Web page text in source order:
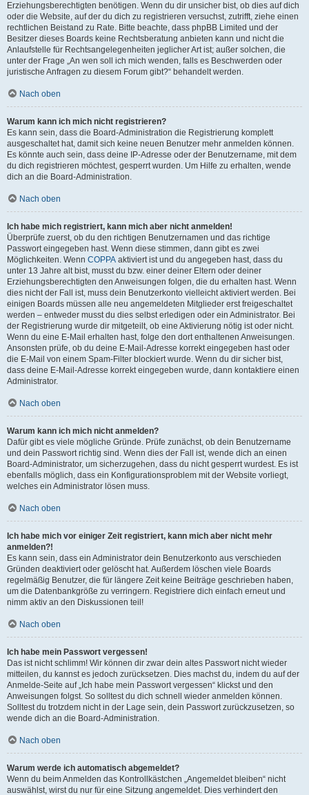
Erziehungsberechtigten benötigen. Wenn du dir unsicher bist, ob dies auf dich
oder die Website, auf der du dich zu registrieren versuchst, zutrifft, ziehe einen
rechtlichen Beistand zu Rate. Bitte beachte, dass phpBB Limited und der
Besitzer dieses Boards keine Rechtsberatung anbieten kann und nicht die
Anlaufstelle für Rechtsangelegenheiten jeglicher Art ist; außer solchen, die
unter der Frage „An wen soll ich mich wenden, falls es Beschwerden oder
juristische Anfragen zu diesem Forum gibt?“ behandelt werden.
Nach oben
Warum kann ich mich nicht registrieren?
Es kann sein, dass die Board-Administration die Registrierung komplett
ausgeschaltet hat, damit sich keine neuen Benutzer mehr anmelden können.
Es könnte auch sein, dass deine IP-Adresse oder der Benutzername, mit dem
du dich registrieren möchtest, gesperrt wurden. Um Hilfe zu erhalten, wende
dich an die Board-Administration.
Nach oben
Ich habe mich registriert, kann mich aber nicht anmelden!
Überprüfe zuerst, ob du den richtigen Benutzernamen und das richtige
Passwort eingegeben hast. Wenn diese stimmen, dann gibt es zwei
Möglichkeiten. Wenn COPPA aktiviert ist und du angegeben hast, dass du
unter 13 Jahre alt bist, musst du bzw. einer deiner Eltern oder deiner
Erziehungsberechtigten den Anweisungen folgen, die du erhalten hast. Wenn
dies nicht der Fall ist, muss dein Benutzerkonto vielleicht aktiviert werden. Bei
einigen Boards müssen alle neu angemeldeten Mitglieder erst freigeschaltet
werden – entweder musst du dies selbst erledigen oder ein Administrator. Bei
der Registrierung wurde dir mitgeteilt, ob eine Aktivierung nötig ist oder nicht.
Wenn du eine E-Mail erhalten hast, folge den dort enthaltenen Anweisungen.
Ansonsten prüfe, ob du deine E-Mail-Adresse korrekt eingegeben hast oder
die E-Mail von einem Spam-Filter blockiert wurde. Wenn du dir sicher bist,
dass deine E-Mail-Adresse korrekt eingegeben wurde, dann kontaktiere einen
Administrator.
Nach oben
Warum kann ich mich nicht anmelden?
Dafür gibt es viele mögliche Gründe. Prüfe zunächst, ob dein Benutzername
und dein Passwort richtig sind. Wenn dies der Fall ist, wende dich an einen
Board-Administrator, um sicherzugehen, dass du nicht gesperrt wurdest. Es ist
ebenfalls möglich, dass ein Konfigurationsproblem mit der Website vorliegt,
welches ein Administrator lösen muss.
Nach oben
Ich habe mich vor einiger Zeit registriert, kann mich aber nicht mehr
anmelden?!
Es kann sein, dass ein Administrator dein Benutzerkonto aus verschieden
Gründen deaktiviert oder gelöscht hat. Außerdem löschen viele Boards
regelmäßig Benutzer, die für längere Zeit keine Beiträge geschrieben haben,
um die Datenbankgröße zu verringern. Registriere dich einfach erneut und
nimm aktiv an den Diskussionen teil!
Nach oben
Ich habe mein Passwort vergessen!
Das ist nicht schlimm! Wir können dir zwar dein altes Passwort nicht wieder
mitteilen, du kannst es jedoch zurücksetzen. Dies machst du, indem du auf der
Anmelde-Seite auf „Ich habe mein Passwort vergessen“ klickst und den
Anweisungen folgst. So solltest du dich schnell wieder anmelden können.
Solltest du trotzdem nicht in der Lage sein, dein Passwort zurückzusetzen, so
wende dich an die Board-Administration.
Nach oben
Warum werde ich automatisch abgemeldet?
Wenn du beim Anmelden das Kontrollkästchen „Angemeldet bleiben“ nicht
auswählst, wirst du nur für eine Sitzung angemeldet. Dies verhindert den